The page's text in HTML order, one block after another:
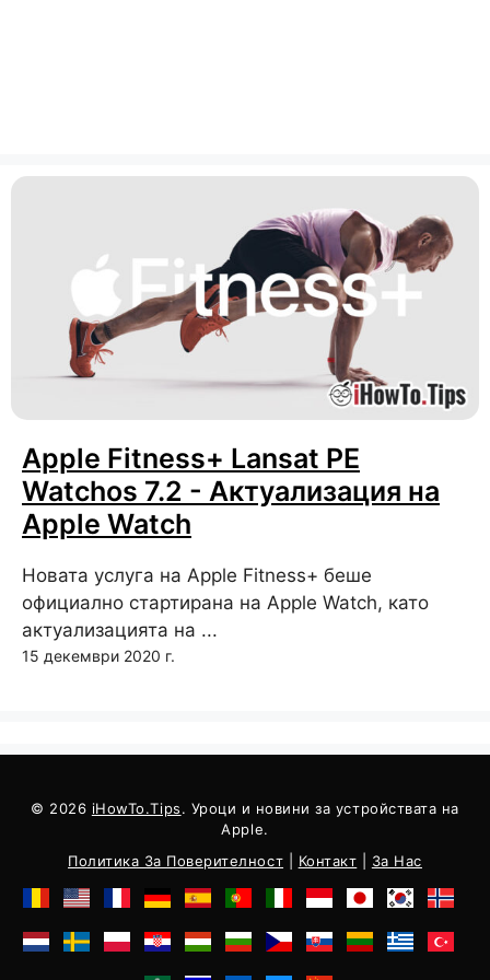
Apple Fitness+ Lansat PE
Watchos 7.2 - Актуализация на
Apple Watch
Новата услуга на Apple Fitness+ беше
официално стартирана на Apple Watch, като
актуализацията на ...
15 декември 2020 г.
© 2026 iHowTo.Tips. Уроци и новини за устройствата на
Apple.
Политика За Поверителност
Контакт За Нас